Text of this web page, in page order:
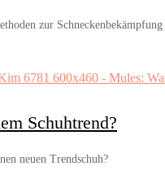
zur Schneckenbekämpfung
Schuhtrend?
neuen Trendschuh?